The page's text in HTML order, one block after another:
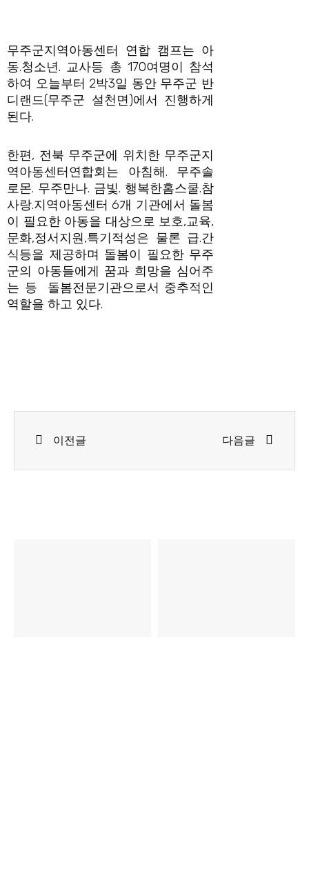
무주군지역아동센터 연합 캠프는 아
동.청소년. 교사등 총 170여명이 참석
하여 오늘부터 2박3일 동안 무주군 반
디랜드(무주군 설천면)에서 진행하게
된다.
한편, 전북 무주군에 위치한 무주군지
역아동센터연합회는 아침해. 무주솔
로몬. 무주만나. 금빛. 행복한홈스쿨.참
사랑.지역아동센터 6개 기관에서 돌봄
이 필요한 아동을 대상으로 보호,교육,
문화,정서지원,특기적성은 물론 급.간
식등을 제공하며 돌봄이 필요한 무주
군의 아동들에게 꿈과 희망을 심어주
는 등 돌봄전문기관으로서 중추적인
역할을 하고 있다.
이전글 다음글